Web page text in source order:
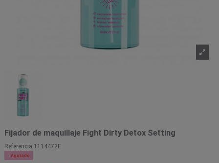
Fijador de maquillaje Fight Dirty Detox Setting
Referencia 1114472E
 Agotado